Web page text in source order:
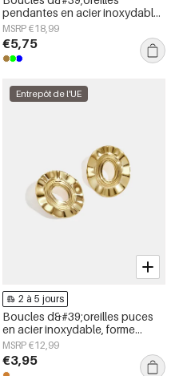
pendantes en acier inoxydable,
motif floral, collection Daily
Simple, bijoux pour femmes
MSRP €18,99
€5,75
Entrepôt de l'UE
2 à 5 jours
Boucles d&#39;oreilles puces
en acier inoxydable, forme
irrégulière, collection Simple
Daily Simple, bijoux pour
femmes
MSRP €12,99
€3,95